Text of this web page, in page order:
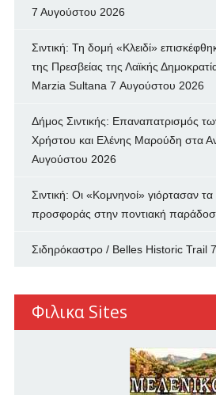
7 Αυγούστου 2026
Σιντική: Τη δομή «Κλειδί»
της Πρεσβείας της Λαϊκής
Marzia Sultana 7 Αυγούστου 2026
Δήμος Σιντικής: Επαναπατρισμός
Χρήστου και Ελένης Μαρούδη στα
Αυγούστου 2026
Σιντική: Οι «Κομνηνοί» γιόρτασαν
προσφοράς στην ποντιακή
Σιδηρόκαστρο / Belles Historic Trail
Φιλικα Sites